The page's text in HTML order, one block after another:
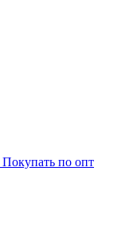
Покупать по опт